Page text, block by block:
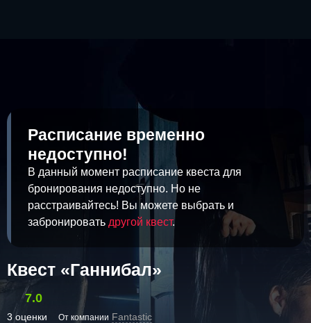
Расписание временно
недоступно!
В данный момент расписание квеста для
бронирования недоступно. Но не
расстраивайтесь! Вы можете выбрать и
забронировать другой квест.
Квест «Ганнибал»
7.0
3 оценки От компании Fantastic